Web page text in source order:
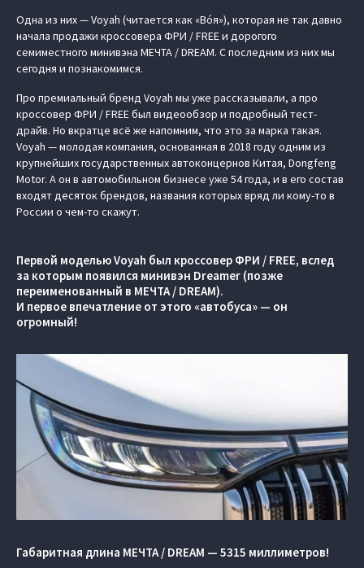
Одна из них — Voyah (читается как «Вóя»), которая не так давно
начала продажи кроссовера ФРИ / FREE и дорогого
семиместного минивэна МЕЧТА / DREAM. С последним из них мы
сегодня и познакомимся.
Про премиальный бренд Voyah мы уже рассказывали, а про
кроссовер ФРИ / FREE был видеообзор и подробный тест-
драйв. Но вкратце всё же напомним, что это за марка такая.
Voyah — молодая компания, основанная в 2018 году одним из
крупнейших государственных автоконцернов Китая, Dongfeng
Motor. А он в автомобильном бизнесе уже 54 года, и в его состав
входят десяток брендов, названия которых вряд ли кому-то в
России о чем-то скажут.
Первой моделью Voyah был кроссовер ФРИ / FREE, вслед
за которым появился минивэн Dreamer (позже
переименованный в МЕЧТА / DREAM).
И первое впечатление от этого «автобуса» — он
огромный!
Габаритная длина МЕЧТА / DREAM — 5315 миллиметров!